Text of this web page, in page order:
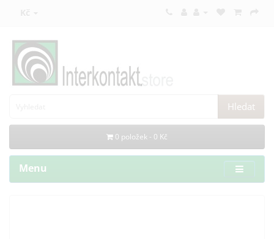
Kč
Hledat
0 položek - 0 Kč
Menu